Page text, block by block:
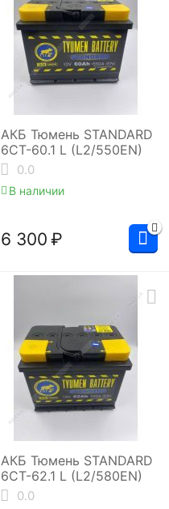
АКБ Тюмень STANDARD
6СТ-60.1 L (L2/550EN)
0.0
В наличии
6 300 ₽
АКБ Тюмень STANDARD
6СТ-62.1 L (L2/580EN)
0.0